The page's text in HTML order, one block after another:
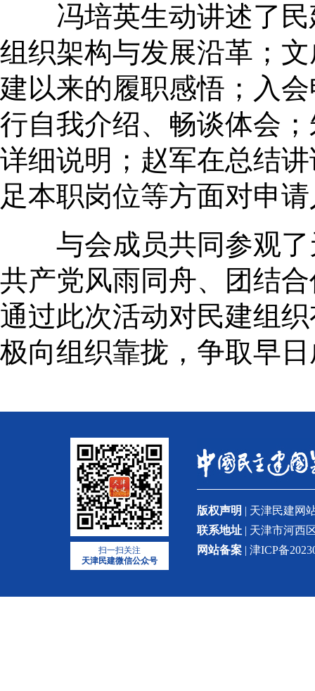
冯培英生动讲述了民
组织架构与发展沿革；
建以来的履职感悟；入
行自我介绍、畅谈体会
详细说明；赵军在总结
足本职岗位等方面对申
与会成员共同参观了
共产党风雨同舟、团结
通过此次活动对民建组
极向组织靠拢，争取早
扫一扫关注
天津民建微信公众号
版权声明 | 天津民建网
联系地址 | 天津市河西
网站备案 | 津ICP备